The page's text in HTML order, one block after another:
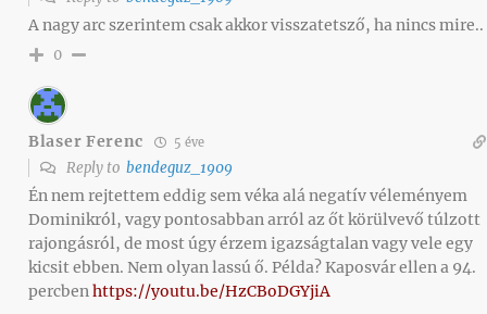
A nagy arc szerintem csak akkor visszatetsző, ha nincs mire..
0
Blaser Ferenc 5 éve
Reply to bendeguz_1909
Én nem rejtettem eddig sem véka alá negatív véleményem
Dominikról, vagy pontosabban arról az őt körülvevő túlzott
rajongásról, de most úgy érzem igazságtalan vagy vele egy
kicsit ebben. Nem olyan lassú ő. Példa? Kaposvár ellen a 94.
percben https://youtu.be/HzCBoDGYjiA